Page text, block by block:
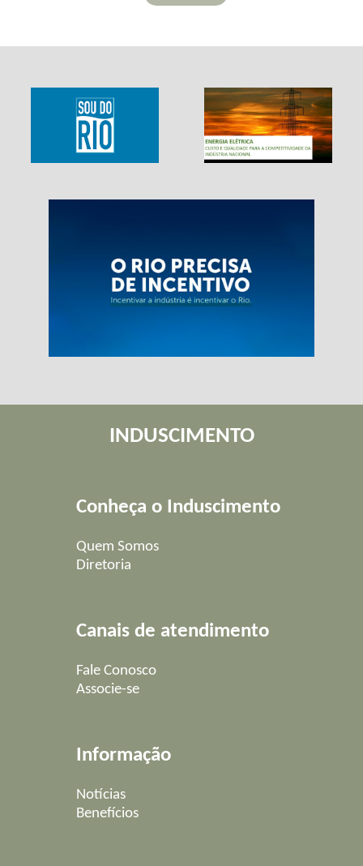
INDUSCIMENTO
Conheça o Induscimento
Quem Somos
Diretoria
Canais de atendimento
Fale Conosco
Associe-se
Informação
Notícias
Benefícios